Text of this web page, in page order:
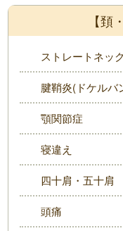
【頚
ストレートネック
腱鞘炎(ドケルバ
顎関節症
寝違え
四十肩・五十肩
頭痛